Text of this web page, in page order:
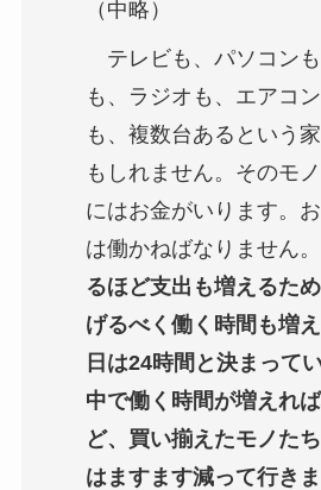
（中略）
テレビも、パソコン
も、ラジオも、エアコ
も、複数台あるという
もしれません。そのモ
にはお金がいります。
は働かねばなりません。
るほど支出も増えるた
げるべく働く時間も増
日は24時間と決まって
中で働く時間が増えれ
ど、買い揃えたモノた
はますます減って行きま